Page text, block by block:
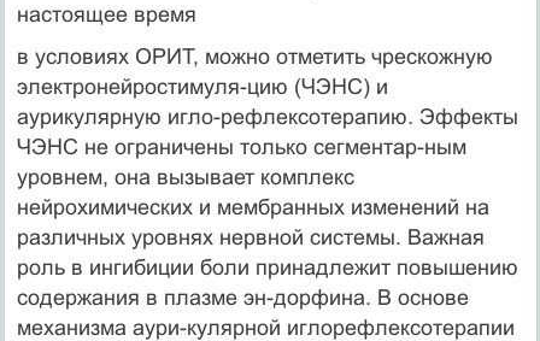
настоящее время
в условиях ОРИТ, можно отметить чрескожную
электронейростимуля-цию (ЧЭНС) и
аурикулярную игло-рефлексотерапию. Эффекты
ЧЭНС не ограничены только сегментар-ным
уровнем, она вызывает комплекс
нейрохимических и мембранных изменений на
различных уровнях нервной системы. Важная
роль в ингибиции боли принадлежит повышению
содержания в плазме эн-дорфина. В основе
механизма аури-кулярной иглорефлексотерапии